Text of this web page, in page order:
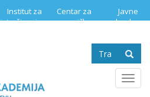
Institut za
istraživanje
Centar za
muzičku
Javne
nabavke
Search
form